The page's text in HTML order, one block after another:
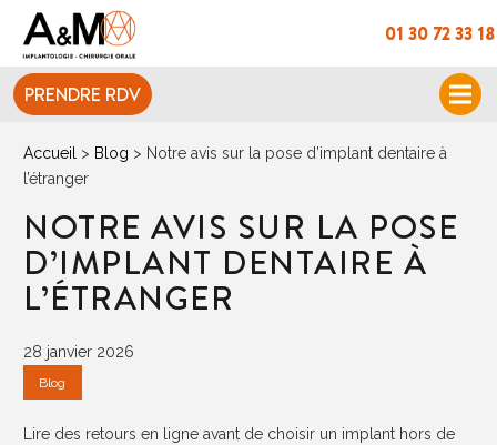
01 30 72 33 18
PRENDRE RDV
Accueil > Blog > Notre avis sur la pose d’implant dentaire à
l’étranger
NOTRE AVIS SUR LA POSE
D’IMPLANT DENTAIRE À
L’ÉTRANGER
28 janvier 2026
Blog
Lire des retours en ligne avant de choisir un implant hors de